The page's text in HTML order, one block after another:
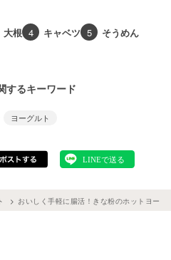
大根 4 キャベツ 5 そうめん
するキーワード
ヨーグルト
おいしく手軽に腸活！きな粉のホットヨーグ